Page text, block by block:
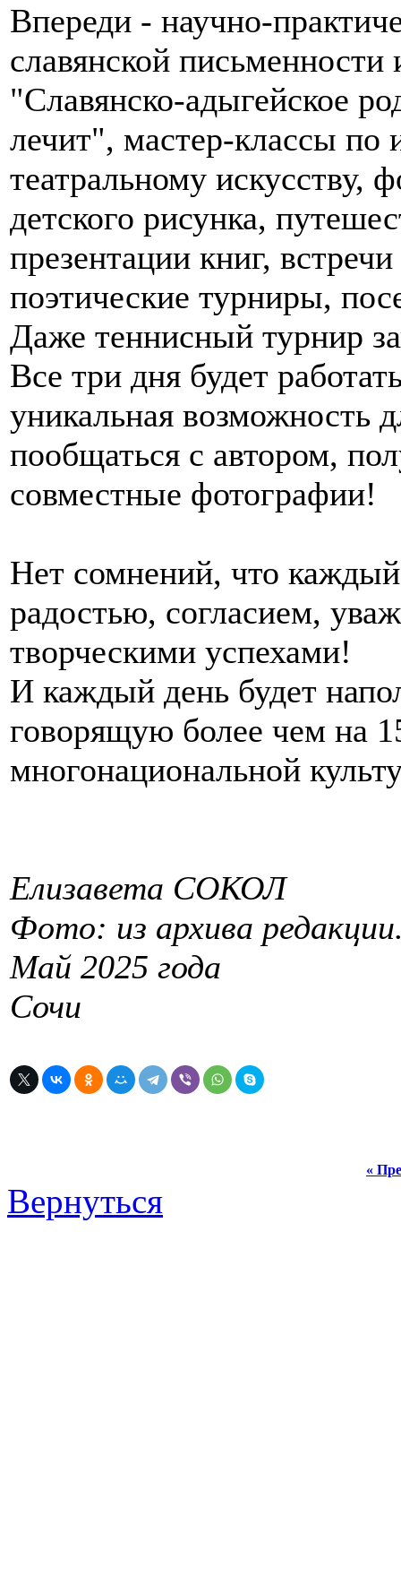
Впереди - научно-
славянской
"Славянско-адыгейское
лечит", мастер-классы по
театральному искусству,
детского рисунка,
презентации книг,
поэтические турниры,
Даже теннисный турнир
Все три дня будет
уникальная возможность
пообщаться с автором,
совместные фотографии!
Нет сомнений, что
радостью, согласием,
творческими успехами!
И каждый день будет
говорящую более чем на
многонациональной
Елизавета СОКОЛ
Фото: из архива
Май 2025 года
Сочи
«
Вернуться